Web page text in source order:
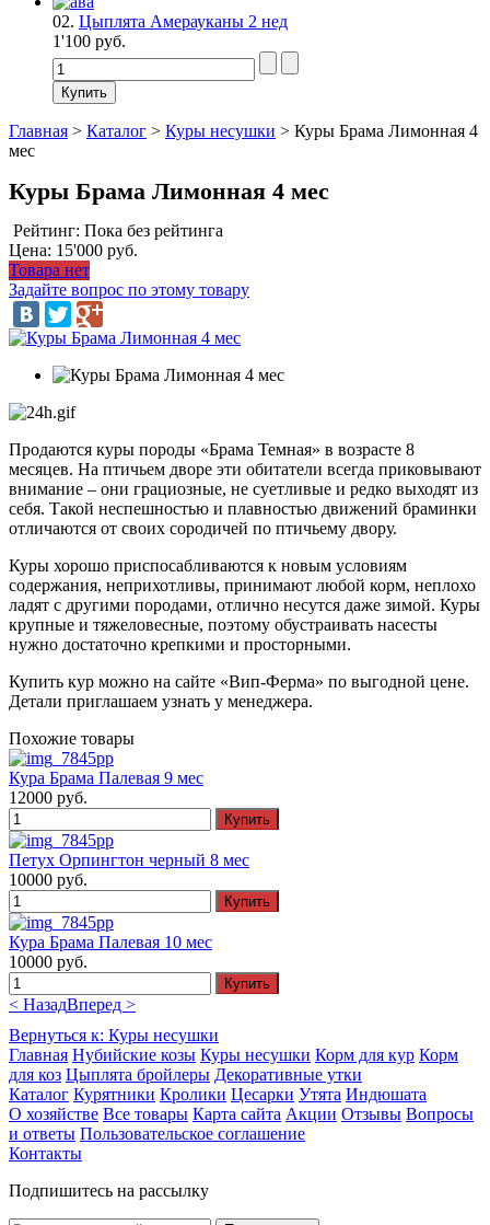
02. Цыплята Амерауканы 2 нед
1'100 руб.
Главная > Каталог > Куры несушки > Куры Брама Лимонная 4
мес
Куры Брама Лимонная 4 мес
Рейтинг: Пока без рейтинга
Цена: 15'000 руб.
Товара нет
Задайте вопрос по этому товару
Продаются куры породы «Брама Темная» в возрасте 8
месяцев. На птичьем дворе эти обитатели всегда приковывают
внимание – они грациозные, не суетливые и редко выходят из
себя. Такой неспешностью и плавностью движений браминки
отличаются от своих сородичей по птичьему двору.
Куры хорошо приспосабливаются к новым условиям
содержания, неприхотливы, принимают любой корм, неплохо
ладят с другими породами, отлично несутся даже зимой. Куры
крупные и тяжеловесные, поэтому обустраивать насесты
нужно достаточно крепкими и просторными.
Купить кур можно на сайте «Вип-Ферма» по выгодной цене.
Детали приглашаем узнать у менеджера.
Похожие товары
Кура Брама Палевая 9 мес
12000 руб.
Петух Орпингтон черный 8 мес
10000 руб.
Кура Брама Палевая 10 мес
10000 руб.
< НазадВперед >
Вернуться к: Куры несушки
Главная Нубийские козы Куры несушки Корм для кур Корм
для коз Цыплята бройлеры Декоративные утки
Каталог Курятники Кролики Цесарки Утята Индюшата
О хозяйстве Все товары Карта сайта Акции Отзывы Вопросы
и ответы Пользовательское соглашение
Контакты
Подпишитесь на рассылку